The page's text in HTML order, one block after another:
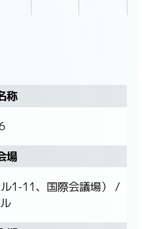
称
場
1-11、国際会議場） /